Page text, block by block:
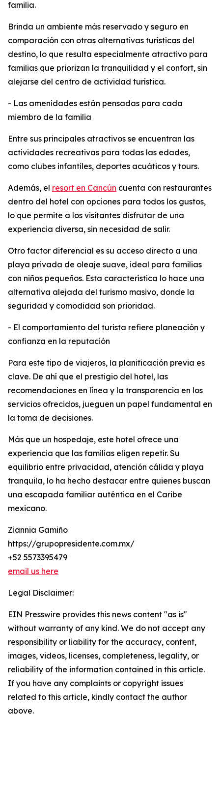
familia.
Brinda un ambiente más reservado y seguro en
comparación con otras alternativas turísticas del
destino, lo que resulta especialmente atractivo para
familias que priorizan la tranquilidad y el confort, sin
alejarse del centro de actividad turística.
- Las amenidades están pensadas para cada
miembro de la familia
Entre sus principales atractivos se encuentran las
actividades recreativas para todas las edades,
como clubes infantiles, deportes acuáticos y tours.
Además, el resort en Cancún cuenta con restaurantes
dentro del hotel con opciones para todos los gustos,
lo que permite a los visitantes disfrutar de una
experiencia diversa, sin necesidad de salir.
Otro factor diferencial es su acceso directo a una
playa privada de oleaje suave, ideal para familias
con niños pequeños. Esta característica lo hace una
alternativa alejada del turismo masivo, donde la
seguridad y comodidad son prioridad.
- El comportamiento del turista refiere planeación y
confianza en la reputación
Para este tipo de viajeros, la planificación previa es
clave. De ahí que el prestigio del hotel, las
recomendaciones en línea y la transparencia en los
servicios ofrecidos, jueguen un papel fundamental en
la toma de decisiones.
Más que un hospedaje, este hotel ofrece una
experiencia que las familias eligen repetir. Su
equilibrio entre privacidad, atención cálida y playa
tranquila, lo ha hecho destacar entre quienes buscan
una escapada familiar auténtica en el Caribe
mexicano.
Ziannia Gamiño
https://grupopresidente.com.mx/
+52 5573395479
email us here
Legal Disclaimer:
EIN Presswire provides this news content "as is"
without warranty of any kind. We do not accept any
responsibility or liability for the accuracy, content,
images, videos, licenses, completeness, legality, or
reliability of the information contained in this article.
If you have any complaints or copyright issues
related to this article, kindly contact the author
above.